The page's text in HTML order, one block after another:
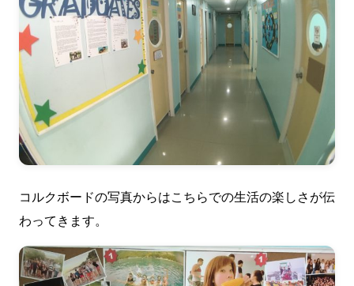
コルクボードの写真からはこちらでの生活の楽しさが伝
わってきます。